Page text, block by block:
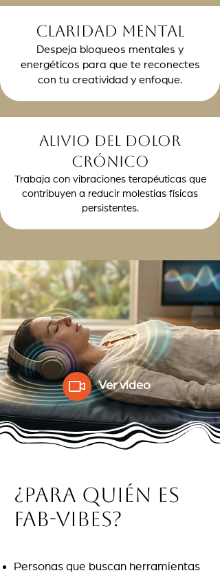
Claridad mental
Despeja bloqueos mentales y
energéticos para que te reconectes
con tu creatividad y enfoque.
Alivio del dolor
crónico
Trabaja con vibraciones terapéuticas que
contribuyen a reducir molestias físicas
persistentes.
Ver video
¿Para quién es
Fab-Vibes?
Personas que buscan herramientas